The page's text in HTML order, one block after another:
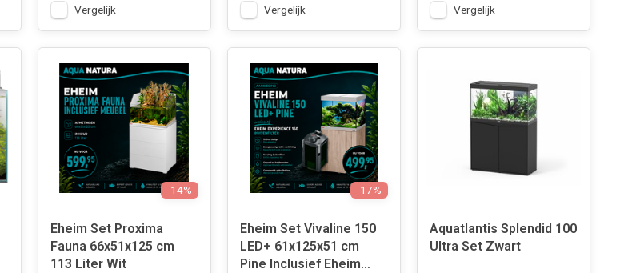
Vergelijk Vergelijk Vergelijk
-14%
Eheim Set Proxima
Fauna 66x51x125 cm
113 Liter Wit
-17%
Eheim Set Vivaline 150
LED+ 61x125x51 cm
Pine Inclusief Eheim
Aquatlantis Splendid 100
Ultra Set Zwart